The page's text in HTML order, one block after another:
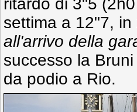
ritardo di 3"5
settima a 12"7, in
all'arrivo della
successo la
da podio a Rio.